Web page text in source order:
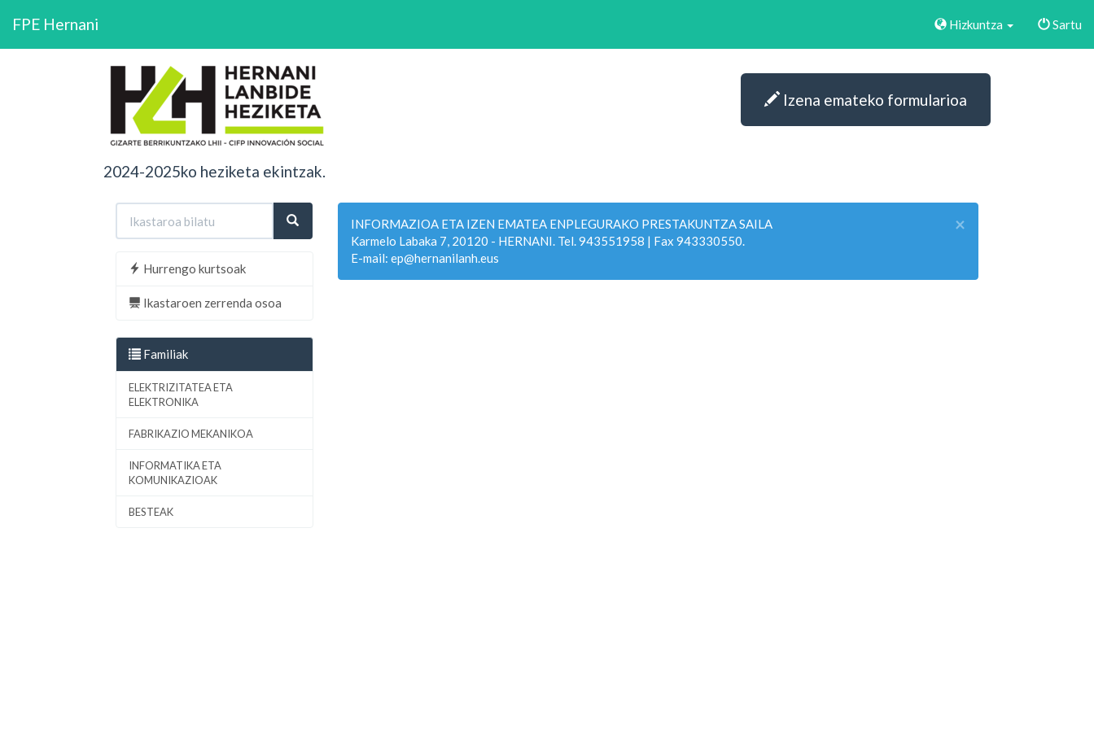
FPE Hernani Hizkuntza Sartu
2024-2025ko heziketa ekintzak.
Izena emateko formularioa
×
INFORMAZIOA ETA IZEN EMATEA ENPLEGURAKO PRESTAKUNTZA SAILA
Karmelo Labaka 7, 20120 - HERNANI. Tel. 943551958 | Fax 943330550.
E-mail: ep@hernanilanh.eus
Hurrengo kurtsoak
Ikastaroen zerrenda osoa
Familiak
ELEKTRIZITATEA ETA
ELEKTRONIKA
FABRIKAZIO MEKANIKOA
INFORMATIKA ETA
KOMUNIKAZIOAK
BESTEAK